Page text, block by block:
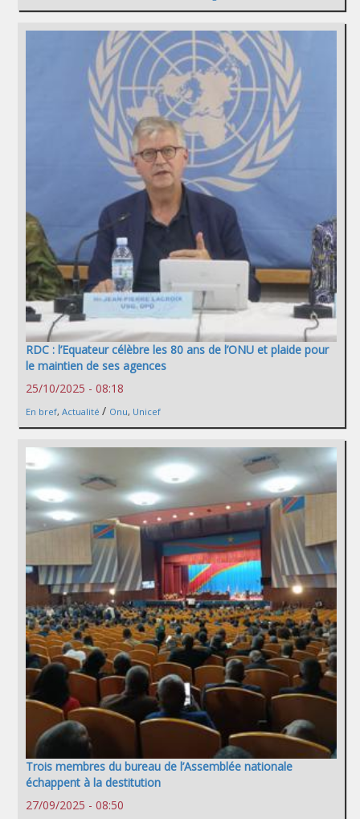
RDC : l’Equateur célèbre les 80 ans de l’ONU et plaide pour
le maintien de ses agences
25/10/2025 - 08:18
En bref, Actualité / Onu, Unicef
Trois membres du bureau de l’Assemblée nationale
échappent à la destitution
27/09/2025 - 08:50